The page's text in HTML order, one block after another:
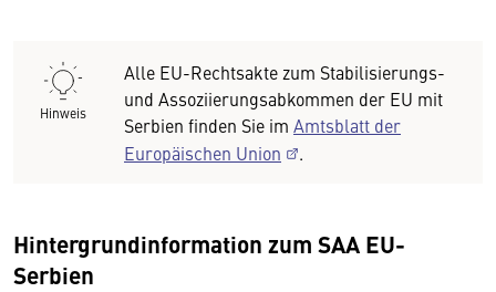
Hinweis
Alle EU-Rechtsakte zum Stabilisierungs-
und Assoziierungsabkommen der EU mit
Serbien finden Sie im Amtsblatt der
Europäischen Union
.
Hintergrundinformation zum SAA EU-
Serbien